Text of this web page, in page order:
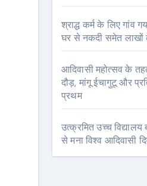
श्राद्ध कर्म के लिए गांव
घर से नकदी समेत लाखों
आदिवासी महोत्सव के
दौड़, मांगू ईचागुटू और
प्रथम
उत्क्रमित उच्च
से मना विश्व आदिवासी